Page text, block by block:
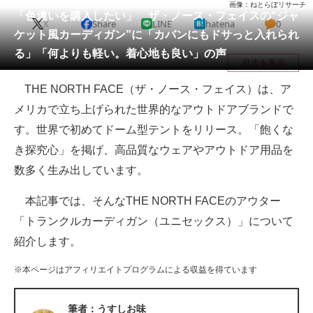
会員記事
メディア
注目記事を集めた総合ページ
ITの今と未来を見通す
スマホと通信の最新トレンド
進化するPCとデバイスの未来
好きが集まる 比べて選べる
ビジネスと働き方のヒント
「色違いを購入したい」 ザ・ノース・フェイスの“ジャ
ケット風カーディガン”に「カバンにもドサっと入れられ
る」「何よりも軽い。着心地も良い」の声
画像：ねとらぼリサーチ
X Share LINE hatena 0
目次を表示
THE NORTH FACE（ザ・ノース・フェイス）は、ア
メリカで立ち上げられた世界的なアウトドアブランドで
す。世界で初めてドーム型テントをリリース。「飽くな
き探究心」を掲げ、高品質なウェアやアウトドア用品を
数多く生み出しています。
本記事では、そんなTHE NORTH FACEのアウター
「トランクルカーディガン（ユニセックス）」について
紹介します。
※本ページはアフィリエイトプログラムによる収益を得ています
筆者：うすしお味